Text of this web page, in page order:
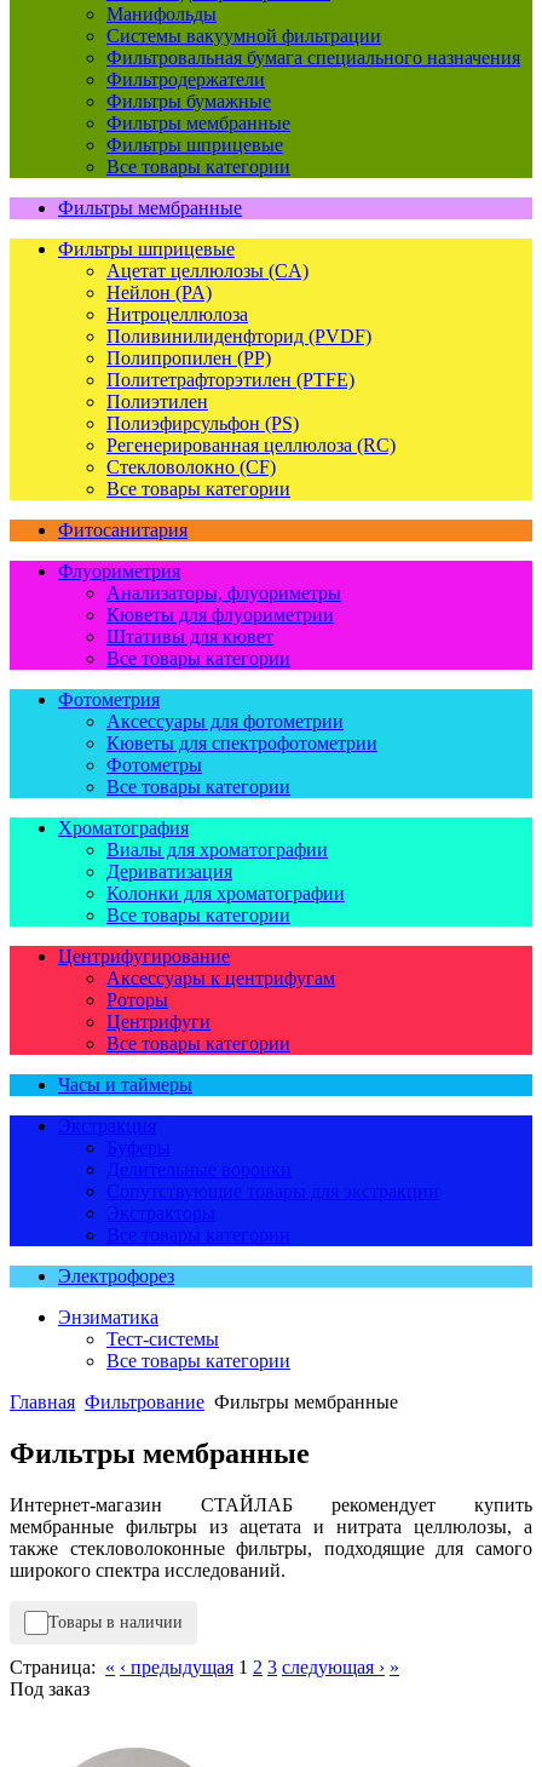
Манифольды
Системы вакуумной фильтрации
Фильтровальная бумага специального назначения
Фильтродержатели
Фильтры бумажные
Фильтры мембранные
Фильтры шприцевые
Все товары категории
Фильтры мембранные
Фильтры шприцевые
Ацетат целлюлозы (CA)
Нейлон (PA)
Нитроцеллюлоза
Поливинилиденфторид (PVDF)
Полипропилен (PP)
Политетрафторэтилен (PTFE)
Полиэтилен
Полиэфирсульфон (PS)
Регенерированная целлюлоза (RC)
Стекловолокно (CF)
Все товары категории
Фитосанитария
Флуориметрия
Анализаторы, флуориметры
Кюветы для флуориметрии
Штативы для кювет
Все товары категории
Фотометрия
Аксессуары для фотометрии
Кюветы для спектрофотометрии
Фотометры
Все товары категории
Хроматография
Виалы для хроматографии
Дериватизация
Колонки для хроматографии
Все товары категории
Центрифугирование
Аксессуары к центрифугам
Роторы
Центрифуги
Все товары категории
Часы и таймеры
Экстракция
Буферы
Делительные воронки
Сопутствующие товары для экстракции
Экстракторы
Все товары категории
Электрофорез
Энзиматика
Тест-системы
Все товары категории
Главная Фильтрование Фильтры мембранные
Фильтры мембранные
Интернет-магазин СТАЙЛАБ рекомендует купить
мембранные фильтры из ацетата и нитрата целлюлозы, а
также стекловолоконные фильтры, подходящие для самого
широкого спектра исследований.
Товары в наличии
Страница: « ‹ предыдущая 1 2 3 следующая › »
Под заказ